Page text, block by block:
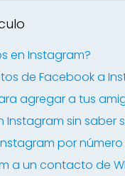
en Instagram?
de Facebook a
agregar a tus
sin saber
por
a un contacto de